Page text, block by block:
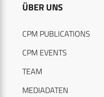
ÜBER UNS
CPM PUBLICATIONS
CPM EVENTS
TEAM
MEDIADATEN